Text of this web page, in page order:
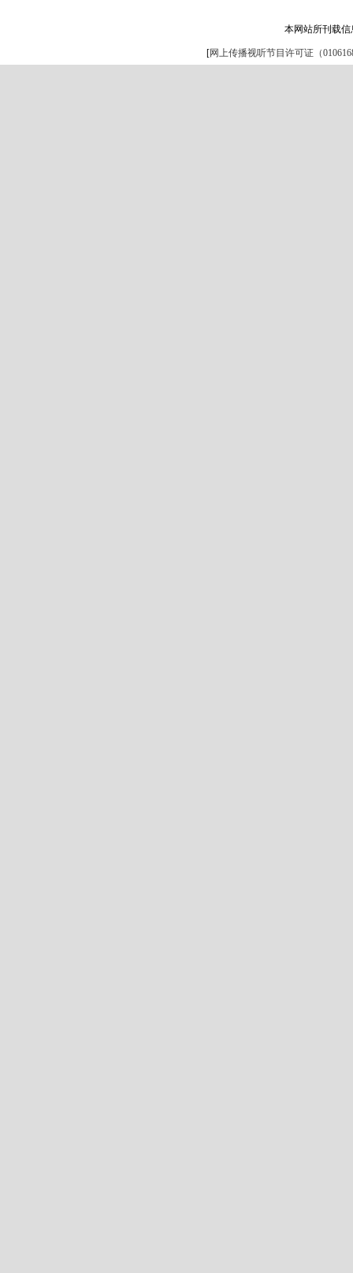
本网站所刊载
[网上传播视听节目许可证（